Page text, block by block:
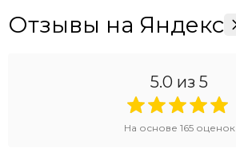
Отзывы на Яндекс
5.0 из 5
На основе 165оценок